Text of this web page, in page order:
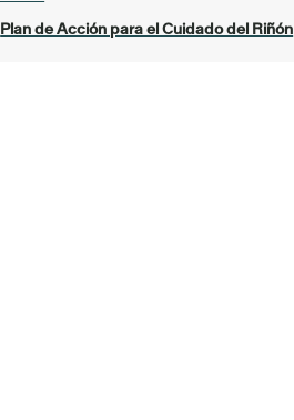
Plan de Acción para el Cuidado del Riñón